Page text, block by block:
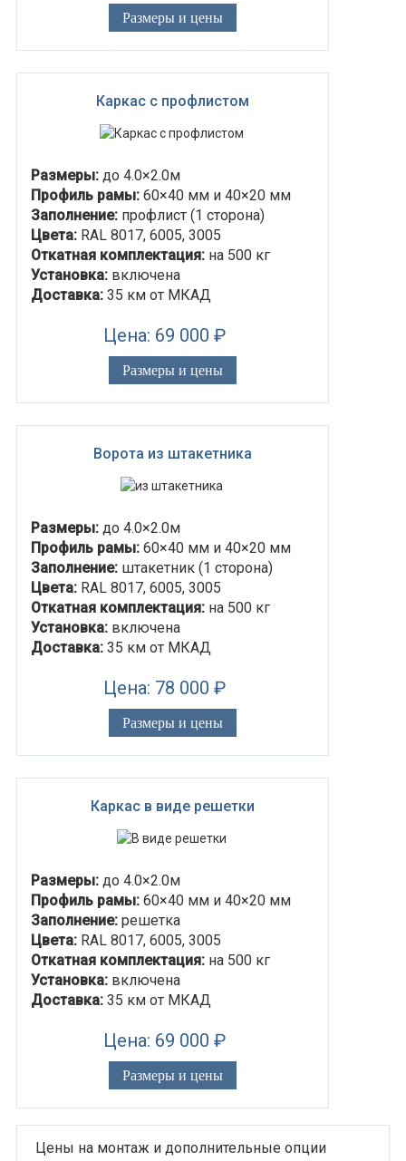
Размеры и цены
Каркас с профлистом
Размеры: до 4.0×2.0м
Профиль рамы: 60×40 мм и 40×20 мм
Заполнение: профлист (1 сторона)
Цвета: RAL 8017, 6005, 3005
Откатная комплектация: на 500 кг
Установка: включена
Доставка: 35 км от МКАД
Цена: 69 000 ₽
Размеры и цены
Ворота из штакетника
Размеры: до 4.0×2.0м
Профиль рамы: 60×40 мм и 40×20 мм
Заполнение: штакетник (1 сторона)
Цвета: RAL 8017, 6005, 3005
Откатная комплектация: на 500 кг
Установка: включена
Доставка: 35 км от МКАД
Цена: 78 000 ₽
Размеры и цены
Каркас в виде решетки
Размеры: до 4.0×2.0м
Профиль рамы: 60×40 мм и 40×20 мм
Заполнение: решетка
Цвета: RAL 8017, 6005, 3005
Откатная комплектация: на 500 кг
Установка: включена
Доставка: 35 км от МКАД
Цена: 69 000 ₽
Размеры и цены
Цены на монтаж и дополнительные опции